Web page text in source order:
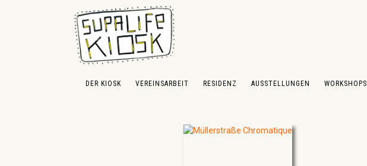
Hauptinhalt springen
Zur Suche springen
Zur Hauptnavigation springen
DER KIOSK VEREINSARBEIT RESIDENZ AUSSTELLUNGEN WORKSHOPS